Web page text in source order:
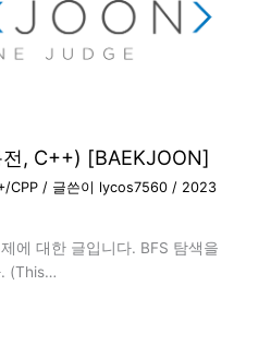
, C++) [BAEKJOON]
CPP/ 글쓴이 lycos7560 / 2023
에 대한 글입니다. BFS 탐색을
. (This…